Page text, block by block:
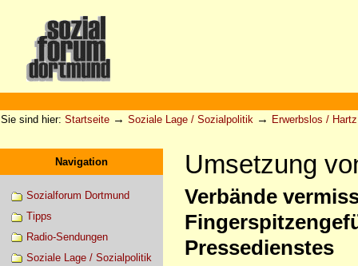
Werkzeuge
Sie sind hier: Startseite → Soziale Lage / Sozialpolitik → Erwerbslos /
Navigation
Sozialforum Dortmund
Tipps
Radio-Sendungen
Soziale Lage / Sozialpolitik
Umsetzung
Verbände
Pressedienstes